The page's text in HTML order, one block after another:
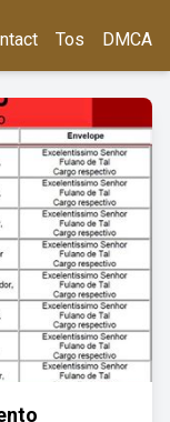
Tos DMCA